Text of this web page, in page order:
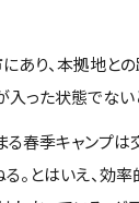
り、本拠地との
った状態でない
春季キャンプは
。とはいえ、効